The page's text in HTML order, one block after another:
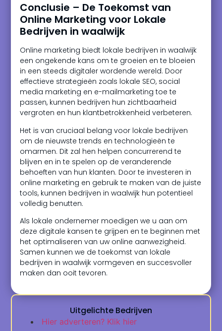
Conclusie – De Toekomst van
Online Marketing voor Lokale
Bedrijven in waalwijk
Online marketing biedt lokale bedrijven in waalwijk
een ongekende kans om te groeien en te bloeien
in een steeds digitaler wordende wereld. Door
effectieve strategieën zoals lokale SEO, social
media marketing en e-mailmarketing toe te
passen, kunnen bedrijven hun zichtbaarheid
vergroten en hun klantbetrokkenheid verbeteren.
Het is van cruciaal belang voor lokale bedrijven
om de nieuwste trends en technologieën te
omarmen. Dit zal hen helpen concurrerend te
blijven en in te spelen op de veranderende
behoeften van hun klanten. Door te investeren in
online marketing en gebruik te maken van de juiste
tools, kunnen bedrijven in waalwijk hun potentieel
volledig benutten.
Als lokale ondernemer moedigen we u aan om
deze digitale kansen te grijpen en te beginnen met
het optimaliseren van uw online aanwezigheid.
Samen kunnen we de toekomst van lokale
bedrijven in waalwijk vormgeven en succesvoller
maken dan ooit tevoren.
Uitgelichte Bedrijven
Hier adverteren? Klik hier